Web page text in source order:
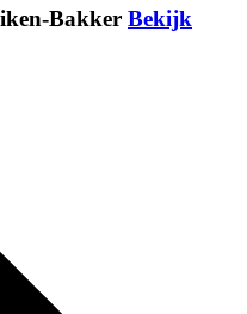
Bakker Bekijk